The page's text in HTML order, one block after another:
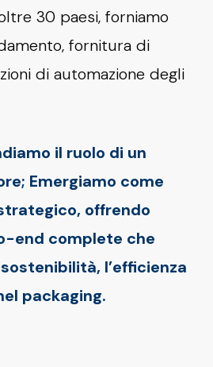
30 paesi, forniamo
fornitura di
di automazione degli
il ruolo di un
Emergiamo come
offrendo
end complete che
l’efficienza
packaging.